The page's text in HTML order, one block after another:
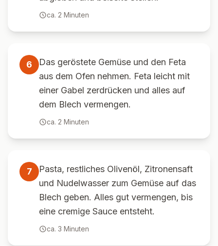
ca. 2 Minuten
6
Das geröstete Gemüse und den Feta
aus dem Ofen nehmen. Feta leicht mit
einer Gabel zerdrücken und alles auf
dem Blech vermengen.
ca. 2 Minuten
7
Pasta, restliches Olivenöl, Zitronensaft
und Nudelwasser zum Gemüse auf das
Blech geben. Alles gut vermengen, bis
eine cremige Sauce entsteht.
ca. 3 Minuten